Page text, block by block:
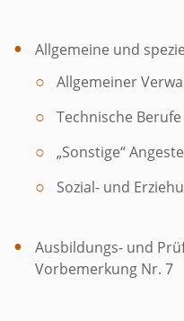
Allgemeine und
Allgemeiner
Technische Berufe
„Sonstige“
Sozial- und
Ausbildungs- und
Vorbemerkung Nr. 7